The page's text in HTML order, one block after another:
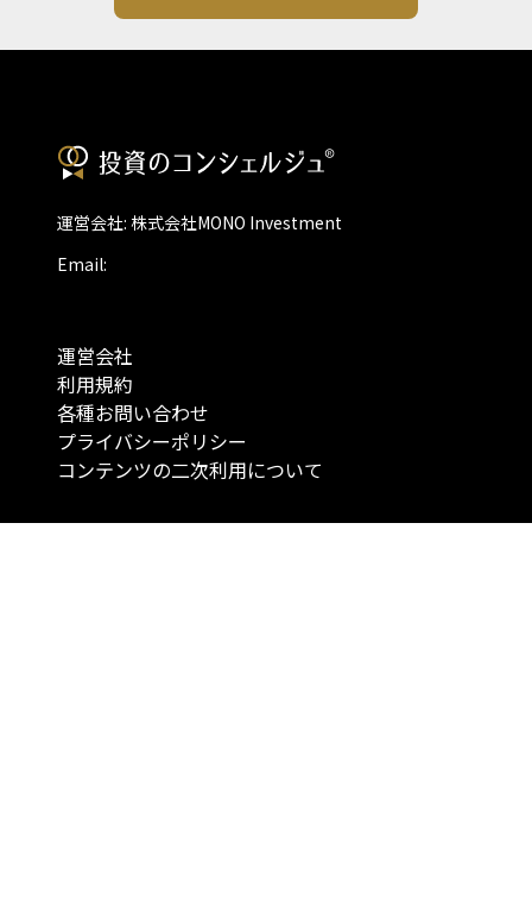
運営会社: 株式会社MONO Investment
Email:
運営会社
利用規約
各種お問い合わせ
プライバシーポリシー
コンテンツの二次利用について